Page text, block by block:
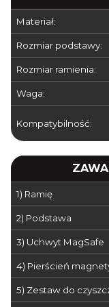
Materiał:
Rozmiar podstawy:
Rozmiar ramienia:
Waga:
Kompatybilność:
1) Ramię
2) Podstawa
3) Uchwyt MagSafe
4) Pierścień
5) Zestaw do